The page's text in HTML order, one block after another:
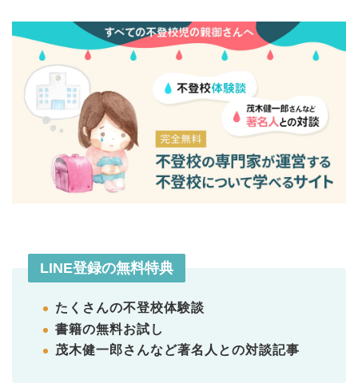
LINE登録の無料特典
たくさんの不登校体験談
書籍の無料お試し
茂木健一郎さんなど著名人との対談記事